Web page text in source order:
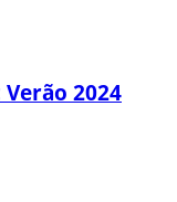
Verão 2024